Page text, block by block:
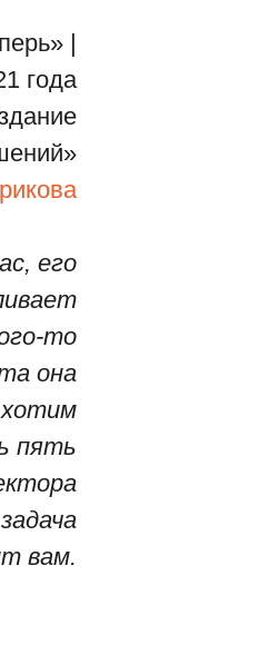
|
года
его
то
она
хотим
пять
вам.